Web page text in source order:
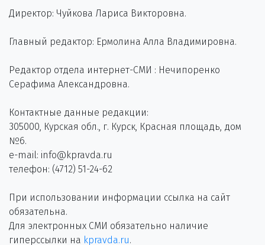
Директор: Чуйкова Лариса Викторовна.
Главный редактор: Ермолина Алла Владимировна.
Редактор отдела интернет-СМИ : Нечипоренко
Серафима Александровна.
Контактные данные редакции:
305000, Курская обл., г. Курск, Красная площадь, дом
№6.
e-mail: info@kpravda.ru
телефон: (4712) 51-24-62
При использовании информации ссылка на сайт
обязательна.
Для электронных СМИ обязательно наличие
гиперссылки на kpravda.ru.